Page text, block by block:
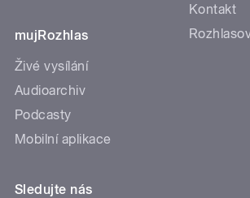
mujRozhlas
Živé vysílání
Audioarchiv
Podcasty
Mobilní aplikace
Kontakt
Sledujte nás